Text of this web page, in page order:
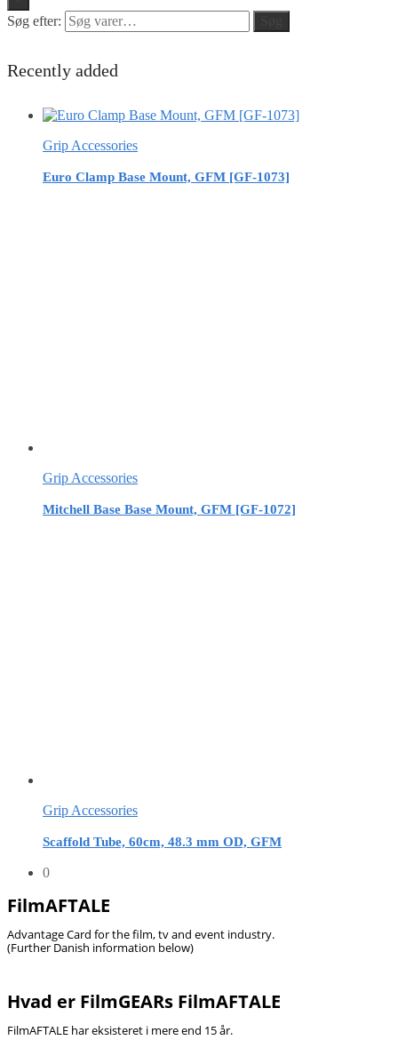
Søg efter:
Recently added
Grip Accessories
Euro Clamp Base Mount, GFM [GF-1073]
Grip Accessories
Mitchell Base Base Mount, GFM [GF-1072]
Grip Accessories
Scaffold Tube, 60cm, 48.3 mm OD, GFM
0
FilmAFTALE
Advantage Card for the film, tv and event industry.
(Further Danish information below)
Hvad er FilmGEARs FilmAFTALE
FilmAFTALE har eksisteret i mere end 15 år.